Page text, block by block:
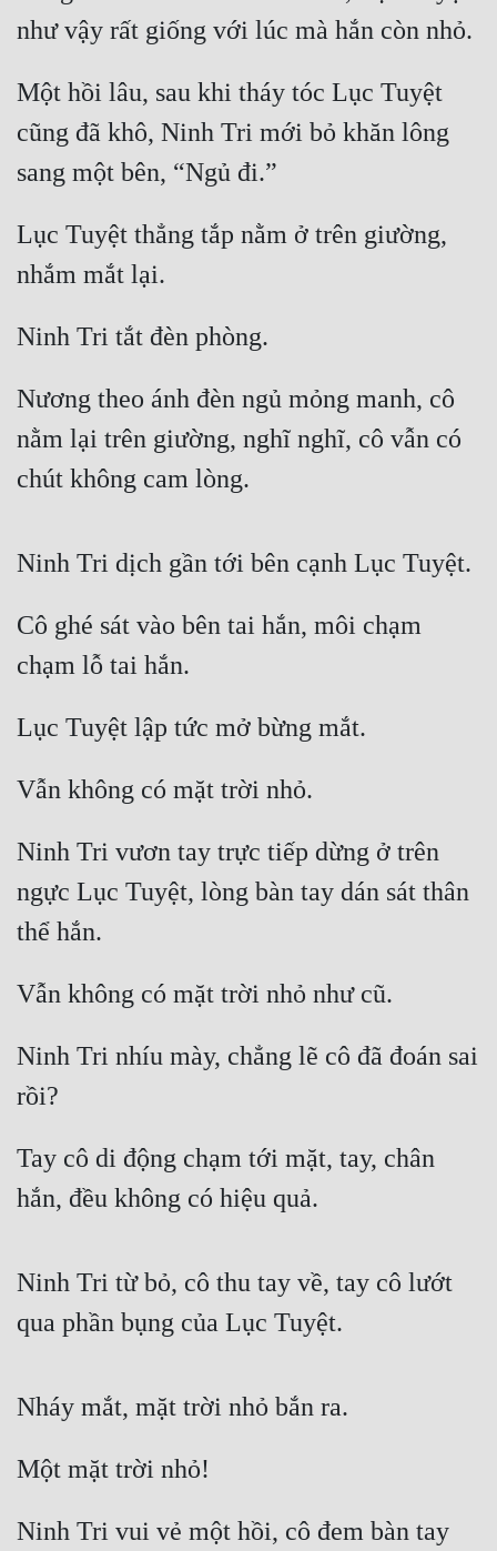
như vậy rất giống với lúc mà hắn còn nhỏ.
Một hồi lâu, sau khi tháy tóc Lục Tuyệt
cũng đã khô, Ninh Tri mới bỏ khăn lông
sang một bên, “Ngủ đi.”
Lục Tuyệt thẳng tắp nằm ở trên giường,
nhắm mắt lại.
Ninh Tri tắt đèn phòng.
Nương theo ánh đèn ngủ mỏng manh, cô
nằm lại trên giường, nghĩ nghĩ, cô vẫn có
chút không cam lòng.
Ninh Tri dịch gần tới bên cạnh Lục Tuyệt.
Cô ghé sát vào bên tai hắn, môi chạm
chạm lỗ tai hắn.
Lục Tuyệt lập tức mở bừng mắt.
Vẫn không có mặt trời nhỏ.
Ninh Tri vươn tay trực tiếp dừng ở trên
ngực Lục Tuyệt, lòng bàn tay dán sát thân
thể hắn.
Vẫn không có mặt trời nhỏ như cũ.
Ninh Tri nhíu mày, chẳng lẽ cô đã đoán sai
rồi?
Tay cô di động chạm tới mặt, tay, chân
hắn, đều không có hiệu quả.
Ninh Tri từ bỏ, cô thu tay về, tay cô lướt
qua phần bụng của Lục Tuyệt.
Nháy mắt, mặt trời nhỏ bắn ra.
Một mặt trời nhỏ!
Ninh Tri vui vẻ một hồi, cô đem bàn tay